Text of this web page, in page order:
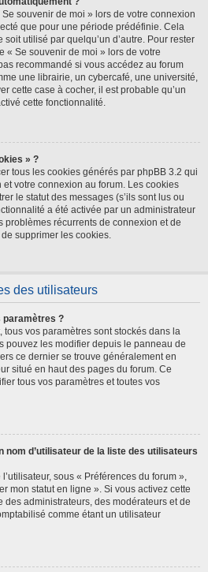
souvenir de moi » lors de votre connexion
que pour une période prédéfinie. Cela
soit utilisé par quelqu’un d’autre. Pour rester
« Se souvenir de moi » lors de votre
recommandé si vous accédez au forum
une librairie, un cybercafé, une université,
cette case à cocher, il est probable qu’un
cette fonctionnalité.
» ?
tous les cookies générés par phpBB 3.2 qui
votre connexion au forum. Les cookies
le statut des messages (s’ils sont lus ou
a été activée par un administrateur
problèmes récurrents de connexion et de
supprimer les cookies.
des utilisateurs
paramètres ?
vos paramètres sont stockés dans la
pouvez les modifier depuis le panneau de
ce dernier se trouve généralement en
situé en haut des pages du forum. Ce
tous vos paramètres et toutes vos
nom d’utilisateur de la liste des utilisateurs
sous « Préférences du forum »,
mon statut en ligne ». Si vous activez cette
administrateurs, des modérateurs et de
comme étant un utilisateur